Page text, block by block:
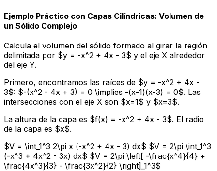
Ejemplo Práctico con Capas Cilíndricas: Volumen de
un Sólido Complejo
Calcula el volumen del sólido formado al girar la región
delimitada por $y = -x^2 + 4x - 3$ y el eje X alrededor
del eje Y.
Primero, encontramos las raíces de $y = -x^2 + 4x -
3$: $-(x^2 - 4x + 3) = 0 \implies -(x-1)(x-3) = 0$. Las
intersecciones con el eje X son $x=1$ y $x=3$.
La altura de la capa es $f(x) = -x^2 + 4x - 3$. El radio
de la capa es $x$.
$V = \int_1^3 2\pi x (-x^2 + 4x - 3) dx$ $V = 2\pi \int_1^3
(-x^3 + 4x^2 - 3x) dx$ $V = 2\pi \left[ -\frac{x^4}{4} +
\frac{4x^3}{3} - \frac{3x^2}{2} \right]_1^3$